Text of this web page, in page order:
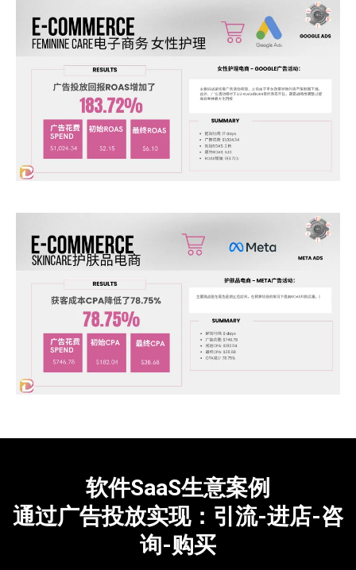
软件SaaS生意案例
通过广告投放实现：引流-进店-咨
询-购买